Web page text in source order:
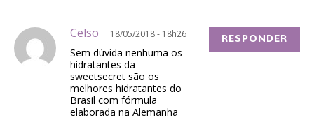
Celso 18/05/2018 - 18h26
Sem dúvida nenhuma os
hidratantes da
sweetsecret são os
melhores hidratantes do
Brasil com fórmula
elaborada na Alemanha
RESPONDER